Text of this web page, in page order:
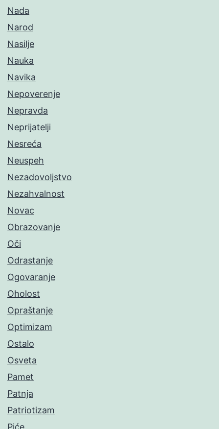
Nada
Narod
Nasilje
Nauka
Navika
Nepoverenje
Nepravda
Neprijatelji
Nesreća
Neuspeh
Nezadovoljstvo
Nezahvalnost
Novac
Obrazovanje
Oči
Odrastanje
Ogovaranje
Oholost
Opraštanje
Optimizam
Ostalo
Osveta
Pamet
Patnja
Patriotizam